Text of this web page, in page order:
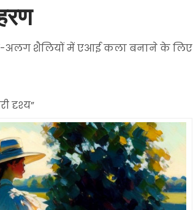
अलग शैलियों में एआई कला बनाने के लिए
दृश्य”